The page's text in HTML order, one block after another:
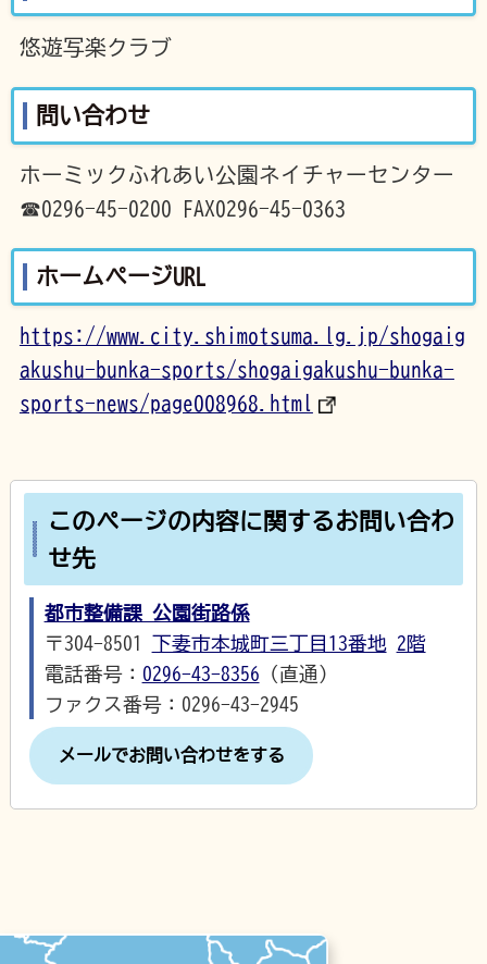
悠遊写楽クラブ
問い合わせ
ホーミックふれあい公園ネイチャーセンター
☎0296-45-0200 FAX0296-45-0363
ホームページURL
https://www.city.shimotsuma.lg.jp/shogaig
akushu-bunka-sports/shogaigakushu-bunka-
sports-news/page008968.html
このページの内容に関するお問い合わ
せ先
都市整備課 公園街路係
〒304-8501 下妻市本城町三丁目13番地 2階
電話番号： 0296-43-8356 （直通）
ファクス番号：0296-43-2945
メールでお問い合わせをする